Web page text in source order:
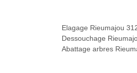
Elagage Rieumajou
Dessouchage
Abattage arbres